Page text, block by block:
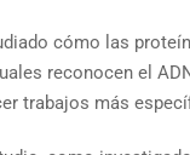
cómo las
reconocen el
trabajos más